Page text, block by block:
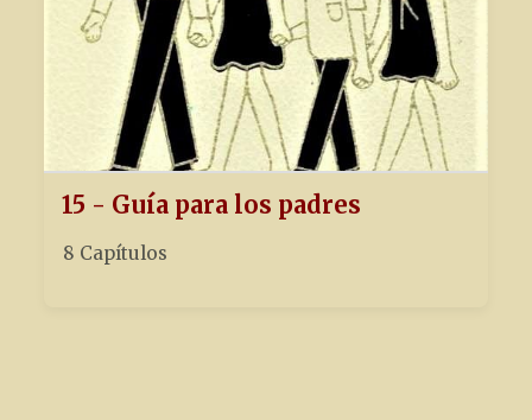
15 - Guía para los padres
8 Capítulos